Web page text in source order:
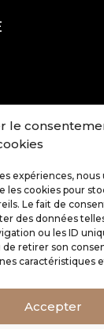
le
expériences, nous
les cookies pour
Le fait de
des données
ou les ID
de retirer son
caractéristiques
Accepter